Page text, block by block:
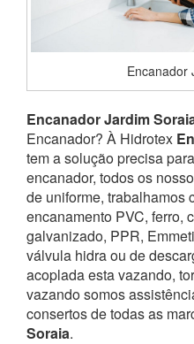
Encanador
Encanador Jardim
Encanador? À Hidrotex
tem a solução precisa
encanador, todos os
de uniforme, trabalhamos
encanamento PVC, ferro,
galvanizado, PPR,
válvula hidra ou de
acoplada esta vazando,
vazando somos
consertos de todas as
Soraia.